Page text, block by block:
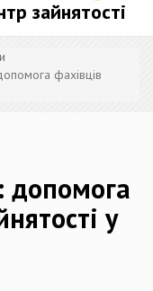
зайнятості
фахівців
допомога
у